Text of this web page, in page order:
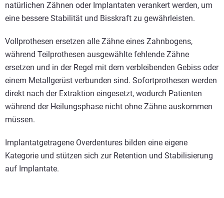
natürlichen Zähnen oder Implantaten verankert werden, um
eine bessere Stabilität und Bisskraft zu gewährleisten.
Vollprothesen ersetzen alle Zähne eines Zahnbogens,
während Teilprothesen ausgewählte fehlende Zähne
ersetzen und in der Regel mit dem verbleibenden Gebiss oder
einem Metallgerüst verbunden sind. Sofortprothesen werden
direkt nach der Extraktion eingesetzt, wodurch Patienten
während der Heilungsphase nicht ohne Zähne auskommen
müssen.
Implantatgetragene Overdentures bilden eine eigene
Kategorie und stützen sich zur Retention und Stabilisierung
auf Implantate.